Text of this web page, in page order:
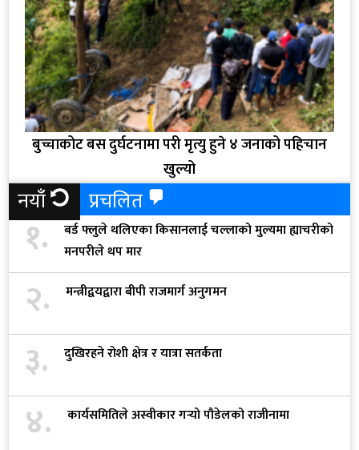
बुच्चाकोट बस दुर्घटनामा परी मृत्यु हुने ४ जनाको पहिचान
खुल्यो
नयाँ प्रचलित
१.
बर्ड फ्लुले थलिएका किसानलाई चल्लाको मुल्यमा ह्याचरीको
मनपरीले थप मार
२. मन्त्रीद्वयद्वारा बीपी राजमार्ग अनुगमन
३. दुखिरहने रोशी क्षेत्र र यात्रा सतर्कता
४. कार्यसमितिले अस्वीकार गर्‍यो पौडेलको राजीनामा